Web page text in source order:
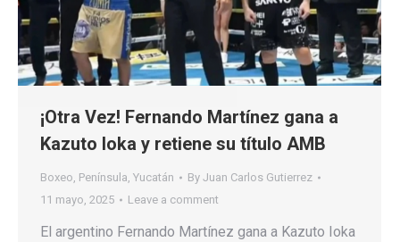
¡Otra Vez! Fernando Martínez gana a
Kazuto Ioka y retiene su título AMB
Boxeo, Península, Yucatán By Juan Carlos Gutierrez
11 mayo, 2025
Leave a comment
El argentino Fernando Martínez gana a Kazuto Ioka